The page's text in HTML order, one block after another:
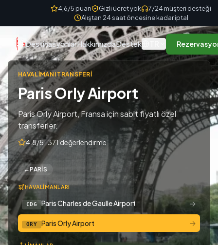
Skip to content 4,6/5 puan Gizli ücret yok
7/24 müşteri desteği
Alıştan 24 saat öncesine kadar iptal
DestinasyonlarHakkımızdaDestek
HAVALIMANI TRANSFERI
Paris Orly Airport
Paris Orly Airport, Fransa için sabit fiyatlı özel
transferler.
4.8/5 · 371 değerlendirme
←PARIS
HAVALIMANLARI
CDG Paris Charles de Gaulle Airport →
ORY Paris Orly Airport →